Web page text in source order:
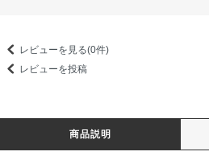
レビューを見る(0件)
レビューを投稿
商品説明